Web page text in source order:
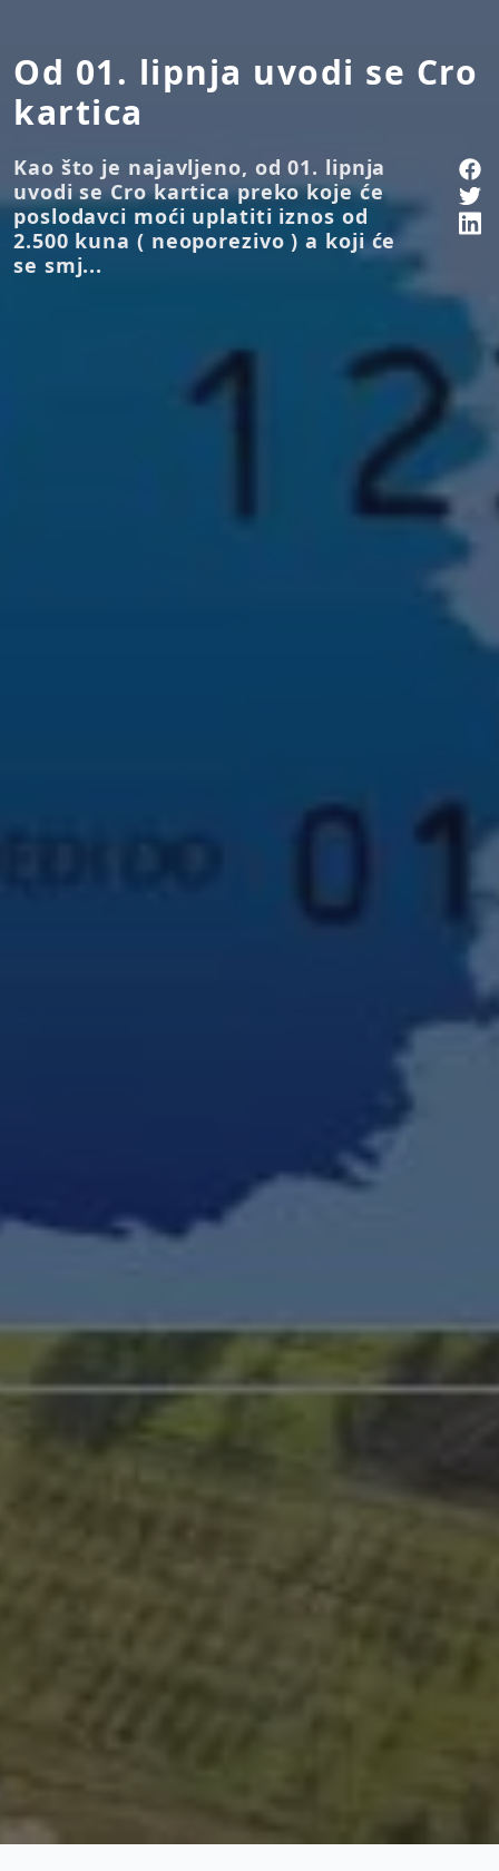
Od 01. lipnja uvodi se Cro
kartica
Kao što je najavljeno, od 01. lipnja
uvodi se Cro kartica preko koje će
poslodavci moći uplatiti iznos od
2.500 kuna ( neoporezivo ) a koji će
se smj...